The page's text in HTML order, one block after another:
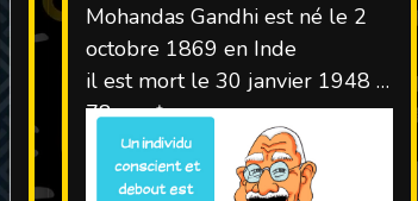
Mohandas Gandhi est né le 2
octobre 1869 en Inde
il est mort le 30 janvier 1948 à
78 ans †
signe astrologique : balance